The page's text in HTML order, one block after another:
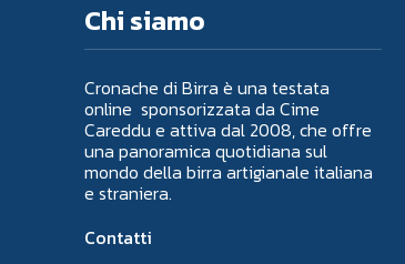
Chi siamo
Cronache di Birra è una testata
online sponsorizzata da Cime
Careddu e attiva dal 2008, che offre
una panoramica quotidiana sul
mondo della birra artigianale italiana
e straniera.
Contatti